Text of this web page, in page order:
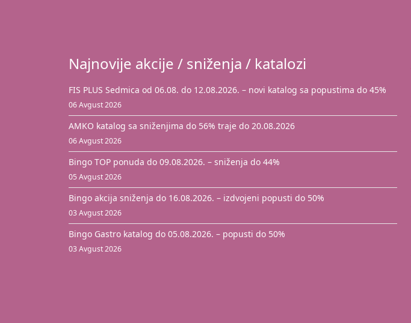
Najnovije akcije / sniženja / katalozi
FIS PLUS Sedmica od 06.08. do 12.08.2026. – novi katalog sa popustima do 45%
06 Avgust 2026
AMKO katalog sa sniženjima do 56% traje do 20.08.2026
06 Avgust 2026
Bingo TOP ponuda do 09.08.2026. – sniženja do 44%
05 Avgust 2026
Bingo akcija sniženja do 16.08.2026. – izdvojeni popusti do 50%
03 Avgust 2026
Bingo Gastro katalog do 05.08.2026. – popusti do 50%
03 Avgust 2026